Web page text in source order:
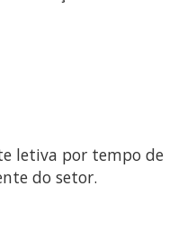
letiva por tempo de
do setor.